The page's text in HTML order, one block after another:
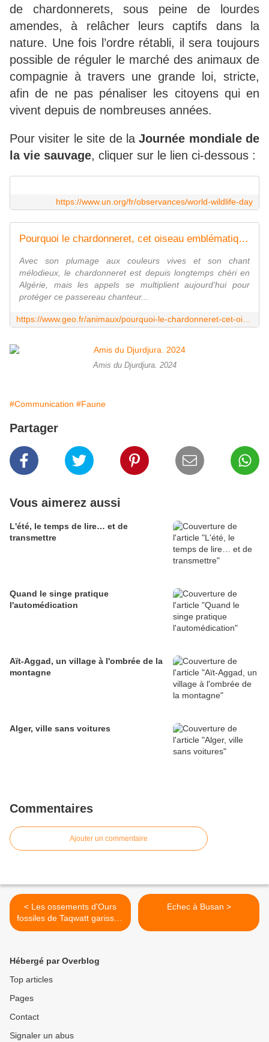
de chardonnerets, sous peine de lourdes
amendes, à relâcher leurs captifs dans la
nature. Une fois l’ordre rétabli, il sera toujours
possible de réguler le marché des animaux de
compagnie à travers une grande loi, stricte,
afin de ne pas pénaliser les citoyens qui en
vivent depuis de nombreuses années.
Pour visiter le site de laJournée mondiale de
la vie sauvage, cliquer sur le lien ci-dessous :
https://www.un.org/fr/observances/world-wildlife-day
Pourquoi le chardonneret, cet oiseau emblématique en Algérie, risque-t-il de disparaître?
Avec son plumage aux couleurs vives et son chant
mélodieux, le chardonneret est depuis longtemps chéri en
Algérie, mais les appels se multiplient aujourd'hui pour
protéger ce passereau chanteur...
Amis du Djurdjura. 2024
#Communication #Faune
Partager
Vous aimerez aussi
L'été, le temps de lire… et de
transmettre
Quand le singe pratique
l'automédication
Aït-Aggad, un village à l'ombrée de la
montagne
Alger, ville sans voitures
Commentaires
Ajouter un commentaire
< Les ossements d'Ours
fossiles de Taqwatt garissen
(Djurdjura)
Echec à Busan >
Hébergé par Overblog
Top articles
Pages
Contact
Signaler un abus